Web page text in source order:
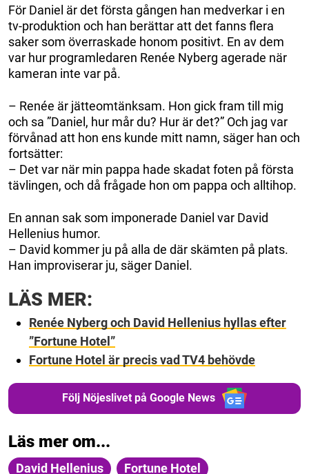
För Daniel är det första gången han medverkar i en
tv-produktion och han berättar att det fanns flera
saker som överraskade honom positivt. En av dem
var hur programledaren Renée Nyberg agerade när
kameran inte var på.
– Renée är jätteomtänksam. Hon gick fram till mig
och sa ”Daniel, hur mår du? Hur är det?” Och jag var
förvånad att hon ens kunde mitt namn, säger han och
fortsätter:
– Det var när min pappa hade skadat foten på första
tävlingen, och då frågade hon om pappa och alltihop.
En annan sak som imponerade Daniel var David
Hellenius humor.
– David kommer ju på alla de där skämten på plats.
Han improviserar ju, säger Daniel.
LÄS MER:
Renée Nyberg och David Hellenius hyllas efter
”Fortune Hotel”
Fortune Hotel är precis vad TV4 behövde
Följ Nöjeslivet på Google News
Läs mer om...
David Hellenius Fortune Hotel